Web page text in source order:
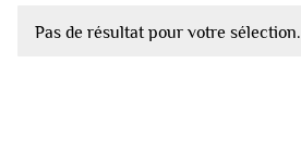
Pas de résultat pour votre sélection.